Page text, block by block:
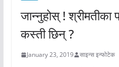
जान्नुहोस् ! श्रीमतीका
कस्ती छिन् ?
January 23, 2019 साइन्स इन्फोटेक